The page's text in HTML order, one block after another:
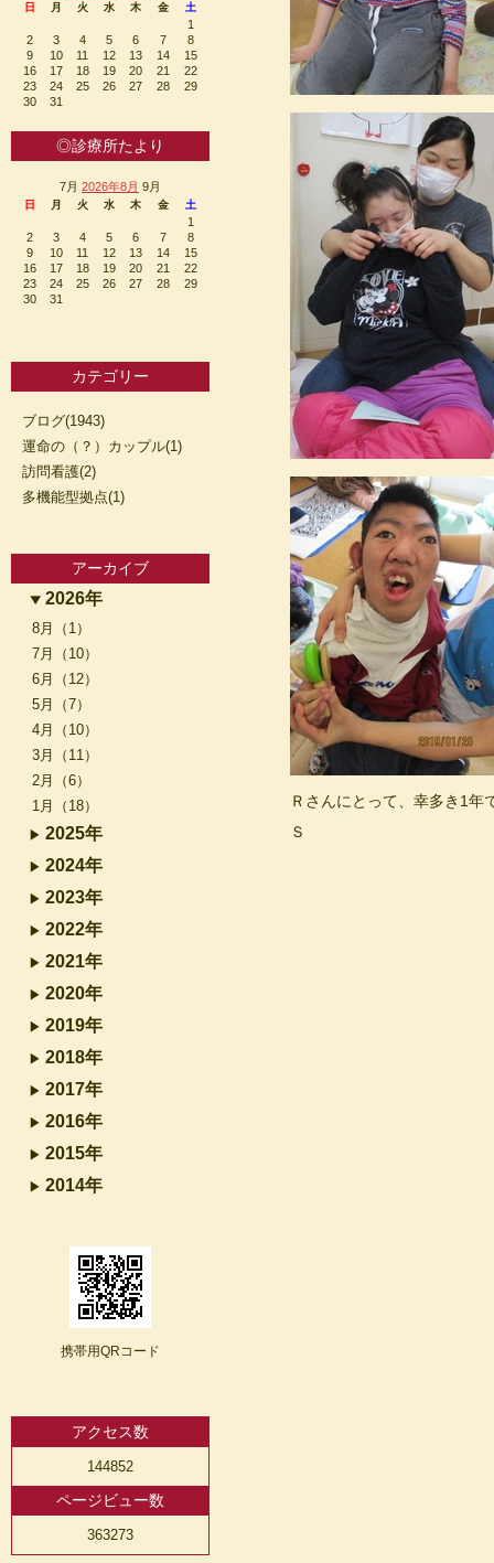
Ｒさんにとって、幸多き1年
Ｓ
日 月 火 水 木 金 土
1
2
3 4 5 6 7
8
9
10 11 12 13 14
15
16
17 18 19 20 21
22
23
24 25 26 27 28
29
30
31
◎診療所たより
7月 2026年8月 9月
日 月 火 水 木 金 土
1
2
3 4 5 6 7
8
9
10 11 12 13 14
15
16
17 18 19 20 21
22
23
24 25 26 27 28
29
30
31
カテゴリー
ブログ(1943)
運命の（？）カップル(1)
訪問看護(2)
多機能型拠点(1)
アーカイブ
2026年
8月（1）
7月（10）
6月（12）
5月（7）
4月（10）
3月（11）
2月（6）
1月（18）
2025年
2024年
2023年
2022年
2021年
2020年
2019年
2018年
2017年
2016年
2015年
2014年
携帯用QRコード
アクセス数
144852
ページビュー数
363273